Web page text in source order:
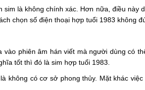
là không chính xác. Hơn nữa, điều
chọn số điện thoại hợp tuổi 1983 không
phiên âm hán viết mà người dùng có
tốt thì đó là sim hợp tuổi 1983.
không có cơ sở phong thủy. Mặt khác